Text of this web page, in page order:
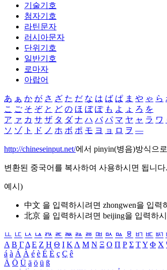
기술기호
첨자기호
라틴문자
러시아문자
단위기호
일반기호
로마자
아랍어
あ ぁ か が さ ざ た だ な は ば ぱ ま や ゃ ら
こ ご そ ぞ と ど の ほ ぼ ぽ も よ ょ ろ を
ア ァ カ サ ザ タ ダ ナ ハ バ パ マ ヤ ャ ラ ワ
ソ ゾ ト ド ノ ホ ボ ポ モ ヨ ョ ロ ヲ ―
http://chineseinput.net/에서 pinyin(병음)방식으
변환된 중국어를 복사하여 사용하시면 됩니다.
예시)
中文 을 입력하시려면 zhongwen을 입력
北京 을 입력하시려면 beijing을 입력하
ㅥ ㅦ ㅧ ㅨ ㅩ ㅪ ㅫ ㅬ ㅭ ㅮ ㅯ ㅰ ㅱ ㅲ ㅳ ㅴ
Α Β ΓΔ Ε Ζ Η Θ Ι ΚΛ Μ Ν Ξ Ο Π Ρ Σ ΤΥ Φ Χ
á à Á À é è É È ç Ç ê
Ä Ö Ü ä ö ü ß